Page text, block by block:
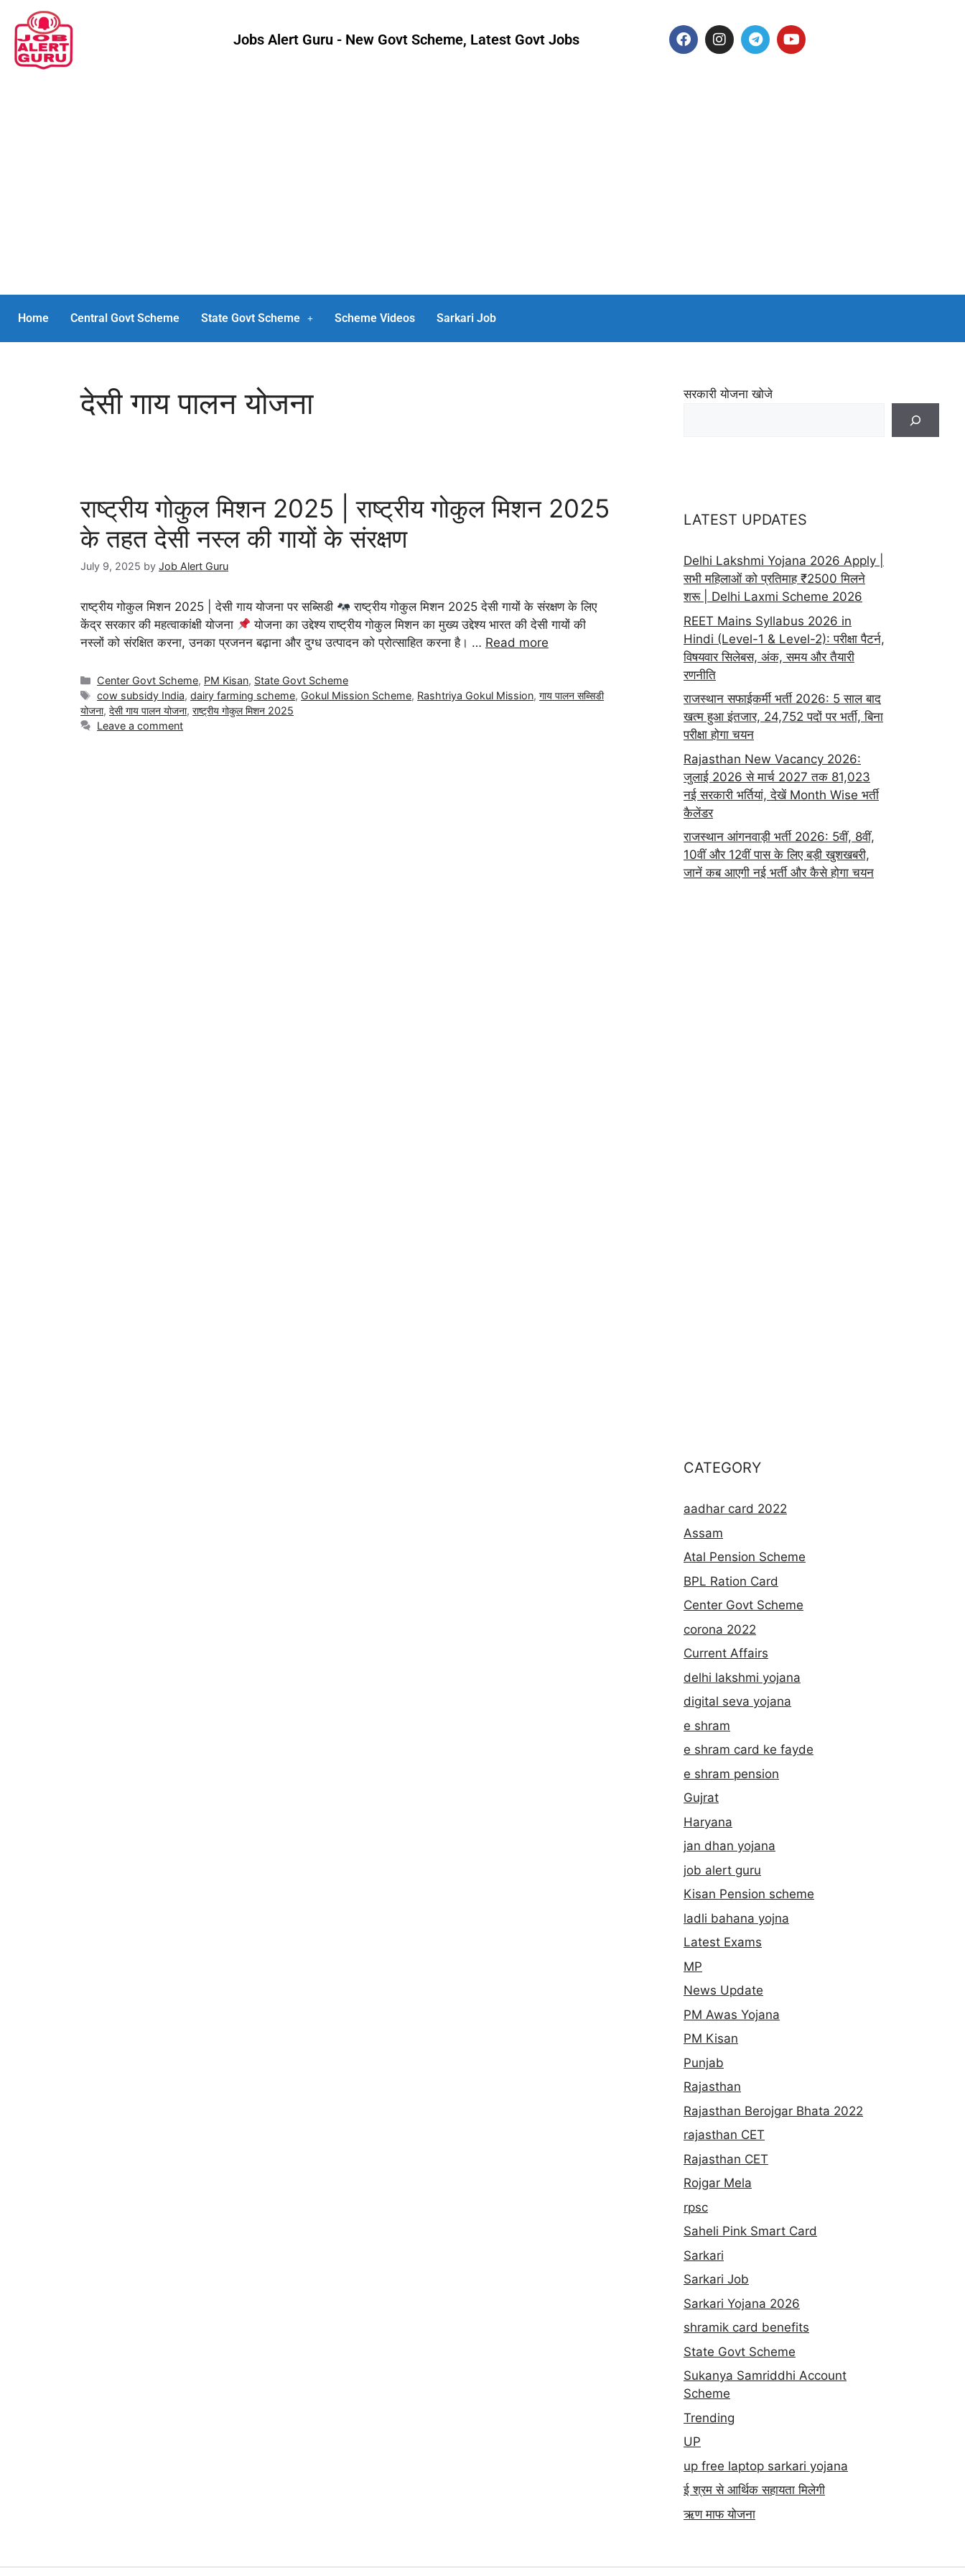
Jobs Alert Guru - New Govt Scheme, Latest Govt Jobs
Home Central Govt Scheme State Govt Scheme Scheme Videos Sarkari Job
देसी गाय पालन योजना
राष्ट्रीय गोकुल मिशन 2025 | राष्ट्रीय गोकुल मिशन 2025
के तहत देसी नस्ल की गायों के संरक्षण
July 9, 2025 by Job Alert Guru
राष्ट्रीय गोकुल मिशन 2025 | देसी गाय योजना पर सब्सिडी
राष्ट्रीय गोकुल मिशन 2025 देसी गायों के संरक्षण के लिए
केंद्र सरकार की महत्वाकांक्षी योजना
योजना का उद्देश्य राष्ट्रीय गोकुल मिशन का मुख्य उद्देश्य भारत की देसी गायों की
नस्लों को संरक्षित करना, उनका प्रजनन बढ़ाना और दुग्ध उत्पादन को प्रोत्साहित करना है। … Read more
Center Govt Scheme, PM Kisan, State Govt Scheme
cow subsidy India,dairy farming scheme, Gokul Mission Scheme, Rashtriya Gokul Mission,गाय पालन सब्सिडी
योजना, देसी गाय पालन योजना, राष्ट्रीय गोकुल मिशन 2025
Leave a comment
सरकारी योजना खोजे
LATEST UPDATES
Delhi Lakshmi Yojana 2026 Apply |
सभी महिलाओं को प्रतिमाह ₹2500 मिलने
शरू | Delhi Laxmi Scheme 2026
REET Mains Syllabus 2026 in
Hindi (Level-1 & Level-2): परीक्षा पैटर्न,
विषयवार सिलेबस, अंक, समय और तैयारी
रणनीति
राजस्थान सफाईकर्मी भर्ती 2026: 5 साल बाद
खत्म हुआ इंतजार, 24,752 पदों पर भर्ती, बिना
परीक्षा होगा चयन
Rajasthan New Vacancy 2026:
जुलाई 2026 से मार्च 2027 तक 81,023
नई सरकारी भर्तियां, देखें Month Wise भर्ती
कैलेंडर
राजस्थान आंगनवाड़ी भर्ती 2026: 5वीं, 8वीं,
10वीं और 12वीं पास के लिए बड़ी खुशखबरी,
जानें कब आएगी नई भर्ती और कैसे होगा चयन
CATEGORY
aadhar card 2022
Assam
Atal Pension Scheme
BPL Ration Card
Center Govt Scheme
corona 2022
Current Affairs
delhi lakshmi yojana
digital seva yojana
e shram
e shram card ke fayde
e shram pension
Gujrat
Haryana
jan dhan yojana
job alert guru
Kisan Pension scheme
ladli bahana yojna
Latest Exams
MP
News Update
PM Awas Yojana
PM Kisan
Punjab
Rajasthan
Rajasthan Berojgar Bhata 2022
rajasthan CET
Rajasthan CET
Rojgar Mela
rpsc
Saheli Pink Smart Card
Sarkari
Sarkari Job
Sarkari Yojana 2026
shramik card benefits
State Govt Scheme
Sukanya Samriddhi Account
Scheme
Trending
UP
up free laptop sarkari yojana
ई श्रम से आर्थिक सहायता मिलेगी
ऋण माफ योजना